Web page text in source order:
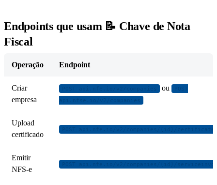
Endpoints que usam 📝 Chave de Nota
Fiscal
Operação Endpoint
Criar
empresa
ou
Upload
certificado
Emitir
NFS-e